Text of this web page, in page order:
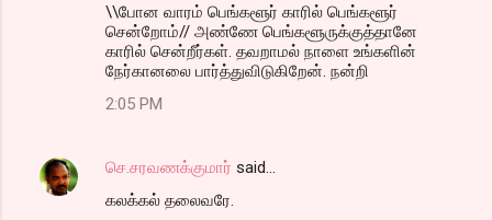
\\போன வாரம் பெங்களூர் காரில் பெங்களூர்
சென்றோம்// அண்ணே பெங்களூருக்குத்தானே
காரில் சென்றீர்கள். தவறாமல் நாளை உங்களின்
நேர்கானலை பார்த்துவிடுகிறேன். நன்றி
2:05 PM
செ.சரவணக்குமார் said…
கலக்கல் தலைவரே.